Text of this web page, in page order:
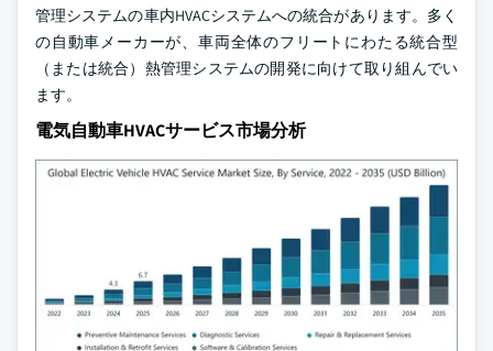
管理システムの車内HVACシステムへの統合があります。多く
の自動車メーカーが、車両全体のフリートにわたる統合型
（または統合）熱管理システムの開発に向けて取り組んでい
ます。
電気自動車HVACサービス市場分析